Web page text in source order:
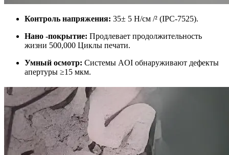
Контроль напряжения: 35± 5 Н/см /² (IPC-7525).
Нано -покрытие: Продлевает продолжительность
жизни 500,000 Циклы печати.
Умный осмотр: Системы AOI обнаруживают дефекты
апертуры ≥15 мкм.